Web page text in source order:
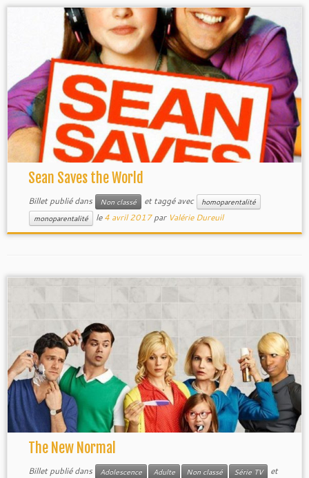
Sean Saves the World
Billet publié dans Non classé et taggé avec
homoparentalité
monoparentalité
le4 avril 2017 par Valérie Dureuil
The New Normal
Billet publié dans Adolescence Adulte Non classé Série TV
et